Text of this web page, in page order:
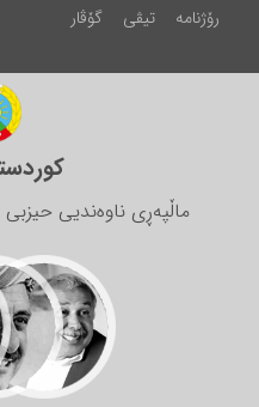
رۆژنامە تیڤی
گۆڤار
ماڵپەڕی ناوەندیی